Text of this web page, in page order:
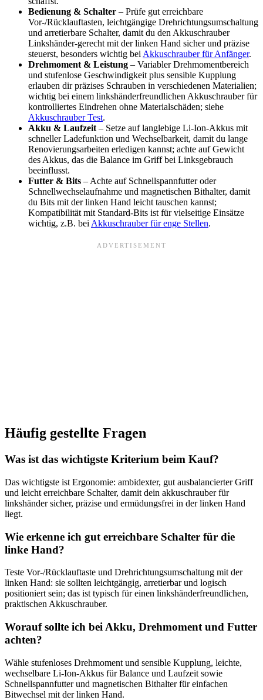
Bedienung & Schalter – Prüfe gut erreichbare
Vor-/Rücklauftasten, leichtgängige Drehrichtungsumschaltung
und arretierbare Schalter, damit du den Akkuschrauber
Linkshänder-gerecht mit der linken Hand sicher und präzise
steuerst, besonders wichtig beiAkkuschrauber für Anfänger.
Drehmoment & Leistung – Variabler Drehmomentbereich
und stufenlose Geschwindigkeit plus sensible Kupplung
erlauben dir präzises Schrauben in verschiedenen Materialien;
wichtig bei einem linkshänderfreundlichen Akkuschrauber für
kontrolliertes Eindrehen ohne Materialschäden; siehe
Akkuschrauber Test.
Akku & Laufzeit– Setze auf langlebige Li-Ion-Akkus mit
schneller Ladefunktion und Wechselbarkeit, damit du lange
Renovierungsarbeiten erledigen kannst; achte auf Gewicht
des Akkus, das die Balance im Griff bei Linksgebrauch
beeinflusst.
Futter & Bits – Achte auf Schnellspannfutter oder
Schnellwechselaufnahme und magnetischen Bithalter, damit
du Bits mit der linken Hand leicht tauschen kannst;
Kompatibilität mit Standard-Bits ist für vielseitige Einsätze
wichtig, z.B. beiAkkuschrauber für enge Stellen.
Häufig gestellte Fragen
Was ist das wichtigste Kriterium beim Kauf?
Das wichtigste ist Ergonomie: ambidexter, gut ausbalancierter Griff
und leicht erreichbare Schalter, damit dein akkuschrauber für
linkshänder sicher, präzise und ermüdungsfrei in der linken Hand
liegt.
Wie erkenne ich gut erreichbare Schalter für die
linke Hand?
Teste Vor-/Rücklauftaste und Drehrichtungsumschaltung mit der
linken Hand: sie sollten leichtgängig, arretierbar und logisch
positioniert sein; das ist typisch für einen linkshänderfreundlichen,
praktischen Akkuschrauber.
Worauf sollte ich bei Akku, Drehmoment und Futter
achten?
Wähle stufenloses Drehmoment und sensible Kupplung, leichte,
wechselbare Li-Ion-Akkus für Balance und Laufzeit sowie
Schnellspannfutter und magnetischen Bithalter für einfachen
Bitwechsel mit der linken Hand.